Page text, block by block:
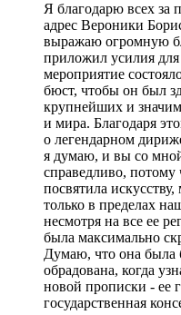
Я благодарю всех за
адрес Вероники
выражаю огромную
приложил усилия
мероприятие
бюст, чтобы он был
крупнейших и
и мира. Благодаря
о легендарном
я думаю, и вы со мной
справедливо,
посвятила
только в пределах
несмотря на все ее
была максимально
Думаю, что она была
обрадована, когда
новой прописки - ее
государственная